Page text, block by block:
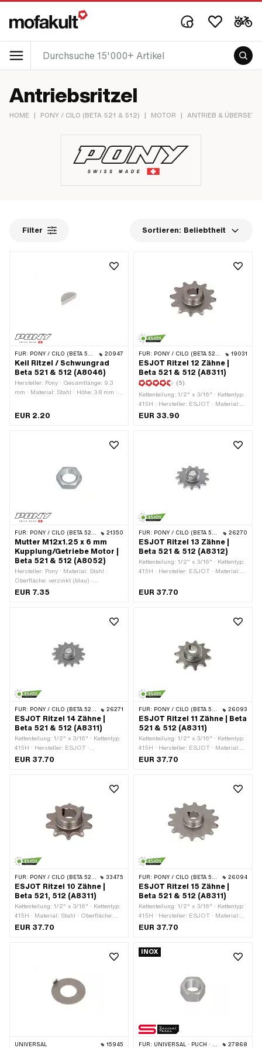
Antriebsritzel
HOME | PONY / CILO (BETA 521 & 512) | MOTOR | ANTRIEB &
Filter Sortieren: Beliebtheit
FÜR: PONY / CILO (BETA 521 & 512) 20947
Keil Ritzel / Schwungrad
Beta 521 & 512 (A8046)
Hersteller: Pony · Gesamtlänge: 9.3
mm · Material: Stahl · Höhe: 3.8 mm ·
EUR 2.20
FÜR: PONY / CILO (BETA 521 & 512) 19031
ESJOT Ritzel 12 Zähne |
Beta 521 & 512 (A8311)
(5)
Kettenteilung: 1/2" x 3/16" · Kettentyp:
415H · Hersteller: ESJOT · Material:
Stahl · Oberfläche: lackiert ·
mm · Gesamtdicke: 13 mm · Dicke: 4.4
EUR 33.90
FÜR: PONY / CILO (BETA 521 & 512) 21350
Mutter M12x1.25 x 6 mm
Kupplung/Getriebe Motor |
Beta 521 & 512 (A8052)
Hersteller: Pony · Material: Stahl ·
Oberfläche: verzinkt (blau) ·
Mutternart: Sechskantmutter 0.5D ·
EUR 7.35
FÜR: PONY / CILO (BETA 521 & 512) 26270
ESJOT Ritzel 13 Zähne |
Beta 521 & 512 (A8312)
Kettenteilung: 1/2" x 3/16" · Kettentyp:
415H · Hersteller: ESJOT · Material:
Konusbefestigung · Gewindeart:
EUR 37.70
FÜR: PONY / CILO (BETA 521 & 512) 26271
ESJOT Ritzel 14 Zähne |
Beta 521 & 512 (A8311)
Kettenteilung: 1/2" x 3/16" · Kettentyp:
415H · Hersteller: ESJOT ·
Gewindeart: MF24x1.5 (Feingewinde) ·
Konusbefestigung · Gesamtdicke: 13
EUR 37.70
FÜR: PONY / CILO (BETA 521 & 512) 26093
ESJOT Ritzel 11 Zähne | Beta
521 & 512 (A8311)
Kettenteilung: 1/2" x 3/16" · Kettentyp:
415H · Hersteller: ESJOT · Material:
Stahl · Oberfläche: roh · Aufnahmeart:
Zähne: 11 Stk. · Gesamtdicke: 13 mm
EUR 37.70
FÜR: PONY / CILO (BETA 521 & 512) 33475
ESJOT Ritzel 10 Zähne |
Beta 521, 512 (A8311)
Kettenteilung: 1/2" x 3/16" · Kettentyp:
415H · Material: Stahl · Oberfläche:
roh · Dicke: 4.5 mm · Hersteller:
Gewindeart: MF24x1.5 (Feingewinde) ·
Anzahl Zähne: 10 Stk. · Gesamtdicke:
EUR 37.70
FÜR: PONY / CILO (BETA 521 & 512) 26094
ESJOT Ritzel 15 Zähne |
Beta 521 & 512 (A8311)
Kettenteilung: 1/2" x 3/16" · Kettentyp:
415H · Hersteller: ESJOT · Material:
Stahl · Oberfläche: roh · Aufnahmeart:
Zähne: 15 Stk. · Gesamtdicke: 13 mm
EUR 37.70
UNIVERSAL 15945
INOX
FÜR: UNIVERSAL · PUCH · SACHS 27868